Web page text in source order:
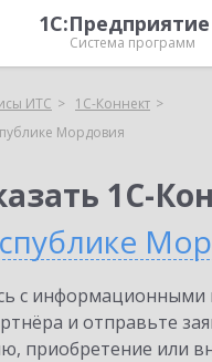
Система программ
ИТС
1С-Коннект
Мордовия
1С-
с информационными
и отправьте
приобретение или